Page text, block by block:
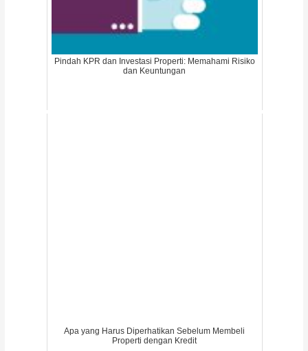
Pindah KPR dan Investasi Properti: Memahami Risiko
dan Keuntungan
Apa yang Harus Diperhatikan Sebelum Membeli
Properti dengan Kredit